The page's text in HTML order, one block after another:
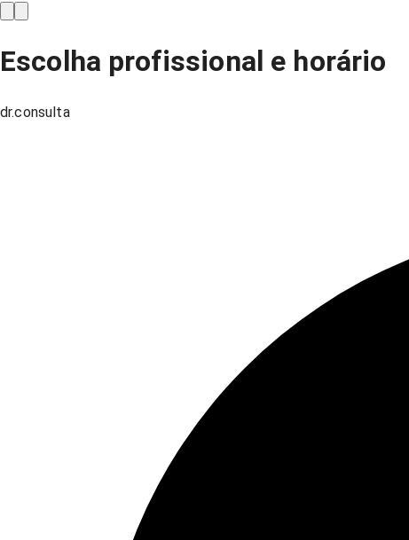
Escolha profissional e horário
dr.consulta